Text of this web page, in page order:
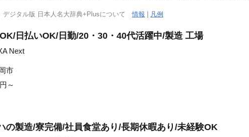
デジタル版 日本人名大辞典+Plusについて情報 | 凡例
日払いOK/日勤/20・30・40代活躍中/製造 工場
Next
市
～
の製造/寮完備/社員食堂あり/長期休暇あり/未経験OK